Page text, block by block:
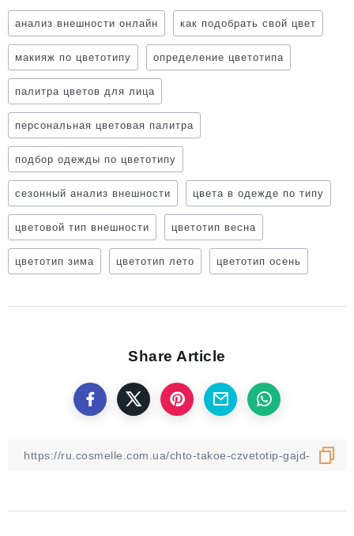
анализ внешности онлайн как подобрать свой цвет
макияж по цветотипу определение цветотипа
палитра цветов для лица
персональная цветовая палитра
подбор одежды по цветотипу
сезонный анализ внешности цвета в одежде по типу
цветовой тип внешности цветотип весна
цветотип зима цветотип лето цветотип осень
Share Article